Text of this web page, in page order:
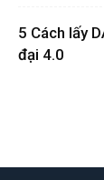
5 Cách lấy
đại 4.0